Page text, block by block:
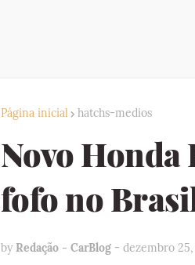
Página inicial hatchs-medios
Novo Honda
fofo no
by Redação - CarBlog - dezembro 25,